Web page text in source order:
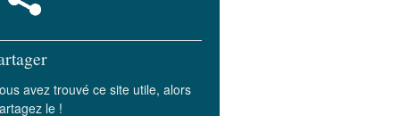
avez trouvé ce site utile, alors
le !